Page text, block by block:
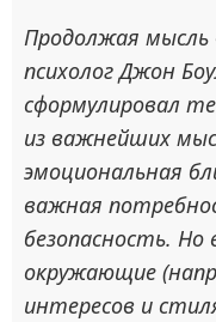
Продолжая мысль
психолог Джон
сформулировал
из важнейших
эмоциональная
важная
безопасность. Но
окружающие
интересов и